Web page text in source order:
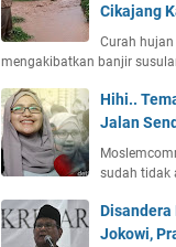
Cikajang
Curah
mengakibatkan banjir
Hihi..
Jalan
sudah tidak
Jokowi,